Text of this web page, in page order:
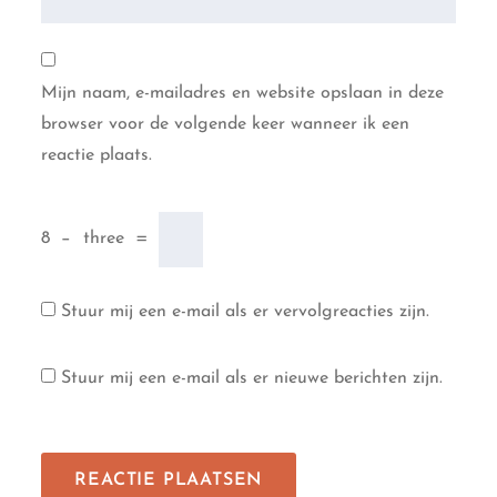
Mijn naam, e-mailadres en website opslaan in deze
browser voor de volgende keer wanneer ik een
reactie plaats.
8 − three =
Stuur mij een e-mail als er vervolgreacties zijn.
Stuur mij een e-mail als er nieuwe berichten zijn.